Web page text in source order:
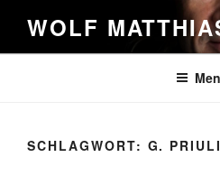
Inhalt
springen
WOLF
SCHLAGWORT: G. PRIULI